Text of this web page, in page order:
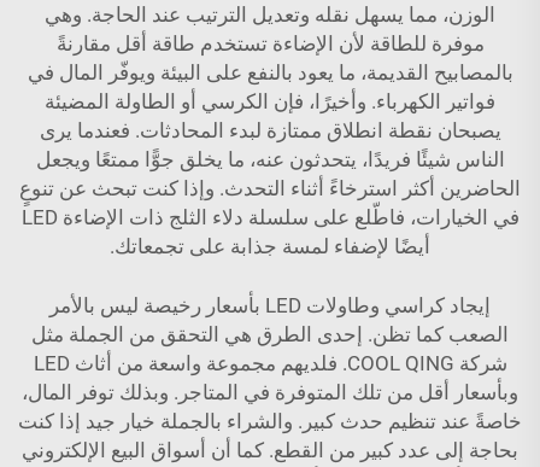
الوزن، مما يسهل نقله وتعديل الترتيب عند الحاجة. وهي
موفرة للطاقة لأن الإضاءة تستخدم طاقة أقل مقارنةً
بالمصابيح القديمة، ما يعود بالنفع على البيئة ويوفّر المال في
فواتير الكهرباء. وأخيرًا، فإن الكرسي أو الطاولة المضيئة
يصبحان نقطة انطلاق ممتازة لبدء المحادثات. فعندما يرى
الناس شيئًا فريدًا، يتحدثون عنه، ما يخلق جوًّا ممتعًا ويجعل
الحاضرين أكثر استرخاءً أثناء التحدث. وإذا كنت تبحث عن تنوعٍ
في الخيارات، فاطّلع على سلسلة دلاء الثلج ذات الإضاءة LED
أيضًا لإضفاء لمسة جذابة على تجمعاتك.
إيجاد كراسي وطاولات LED بأسعار رخيصة ليس بالأمر
الصعب كما تظن. إحدى الطرق هي التحقق من الجملة مثل
شركة COOL QING. فلديهم مجموعة واسعة من أثاث LED
وبأسعار أقل من تلك المتوفرة في المتاجر. وبذلك توفر المال،
خاصةً عند تنظيم حدث كبير. والشراء بالجملة خيار جيد إذا كنت
بحاجة إلى عدد كبير من القطع. كما أن أسواق البيع الإلكتروني